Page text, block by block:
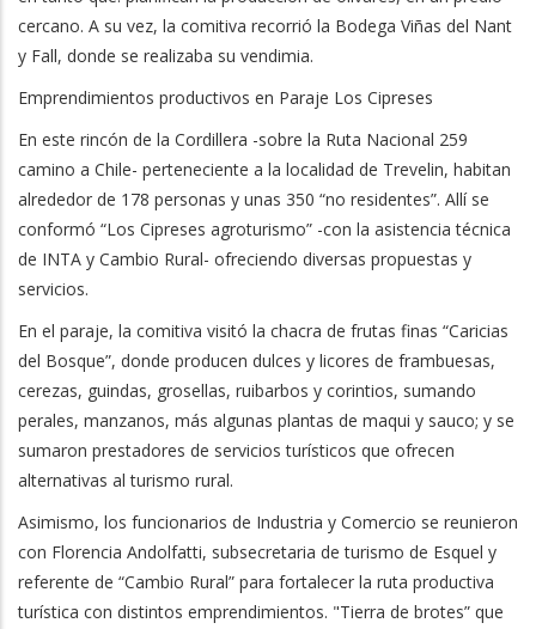
cercano. A su vez, la comitiva recorrió la Bodega Viñas del Nant
y Fall, donde se realizaba su vendimia.
Emprendimientos productivos en Paraje Los Cipreses
En este rincón de la Cordillera -sobre la Ruta Nacional 259
camino a Chile- perteneciente a la localidad de Trevelin, habitan
alrededor de 178 personas y unas 350 “no residentes”. Allí se
conformó “Los Cipreses agroturismo” -con la asistencia técnica
de INTA y Cambio Rural- ofreciendo diversas propuestas y
servicios.
En el paraje, la comitiva visitó la chacra de frutas finas “Caricias
del Bosque”, donde producen dulces y licores de frambuesas,
cerezas, guindas, grosellas, ruibarbos y corintios, sumando
perales, manzanos, más algunas plantas de maqui y sauco; y se
sumaron prestadores de servicios turísticos que ofrecen
alternativas al turismo rural.
Asimismo, los funcionarios de Industria y Comercio se reunieron
con Florencia Andolfatti, subsecretaria de turismo de Esquel y
referente de “Cambio Rural” para fortalecer la ruta productiva
turística con distintos emprendimientos. "Tierra de brotes” que